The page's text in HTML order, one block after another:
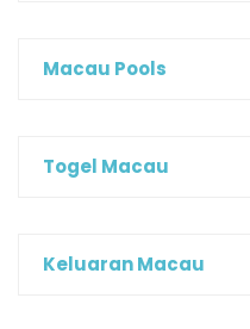
Macau Pools
Togel Macau
Keluaran Macau